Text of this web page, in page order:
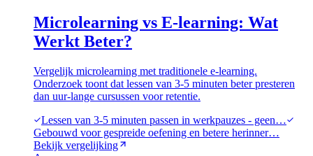
Microlearning vs E-learning: Wat
Werkt Beter?
Vergelijk microlearning met traditionele e-learning.
Onderzoek toont dat lessen van 3-5 minuten beter presteren
dan uur-lange cursussen voor retentie.
Lessen van 3-5 minuten passen in werkpauzes - geen…
Gebouwd voor gespreide oefening en betere herinner…
Bekijk vergelijking